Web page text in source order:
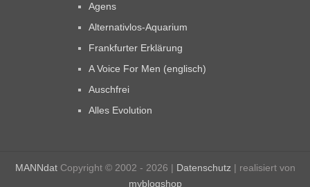
Agens
Alternativlos-Aquarium
Frankfurter Erklärung
A Voice For Men (englisch)
Auschfrei
Alles Evolution
MANNdatCopyright © 2002 - 2026 | Datenschutz | realisiert von
myblogshop